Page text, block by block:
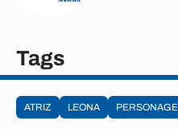
Tags
ATRIZ LEONA